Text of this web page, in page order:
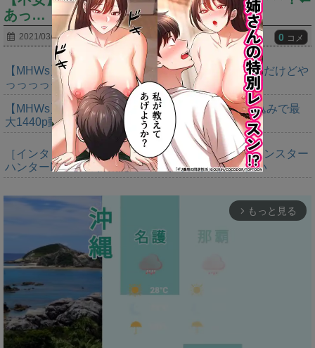
あっ…
2021/03/23 0 コメ
【MHWs】ゴールドエディションの値段今知ったんだけどや
っっっっっっすwwwww
【MHWs】「Switch2版モンハンワイルズはDLSS込みで最
大1440p動作」
［インタビュー］距離を超えて，一緒に狩る。「モンスター
ハンターNow」の新機能 フレンドリンク開発の狙い
arrow_forward_ios もっと見る